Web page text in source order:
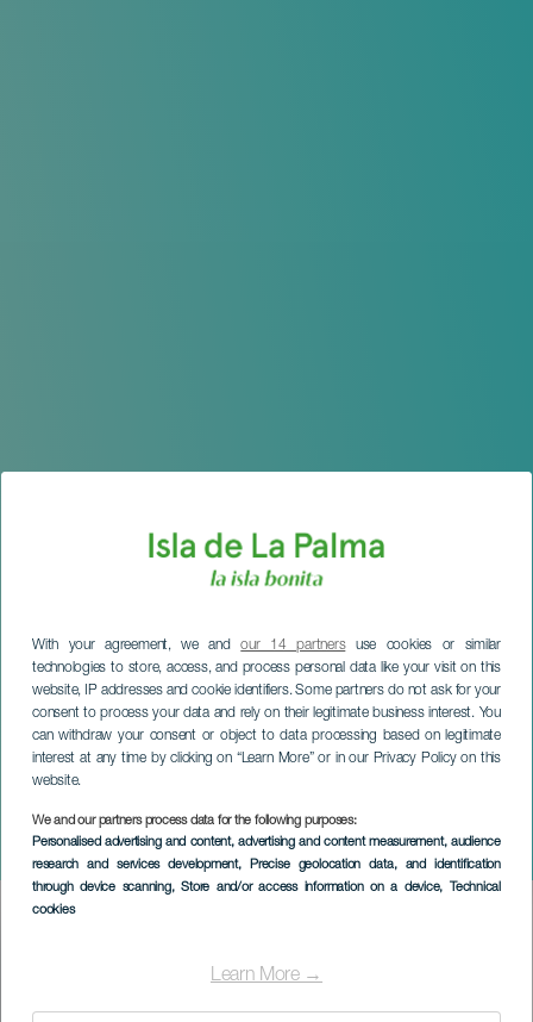
With your agreement, we andour 14 partnersuse cookies or similar
technologies to store, access, and process personal data like your visit on this
website, IP addresses and cookie identifiers. Some partners do not ask for your
consent to process your data and rely on their legitimate business interest. You
can withdraw your consent or object to data processing based on legitimate
interest at any time by clicking on “Learn More” or in our Privacy Policy on this
website.
We and our partners process data for the following purposes:
Personalised advertising and content, advertising and content measurement, audience
research and services development, Precise geolocation data, and identification
through device scanning, Store and/or access information on a device, Technical
cookies
Learn More →
Victor Naranjo in concert
LA PALMA
Imagen